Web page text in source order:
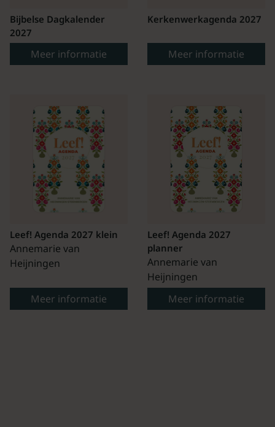
Bijbelse Dagkalender
2027
Meer informatie
Kerkenwerkagenda 2027
Meer informatie
Leef! Agenda 2027 klein
Annemarie van
Heijningen
Meer informatie
Leef! Agenda 2027
planner
Annemarie van
Heijningen
Meer informatie